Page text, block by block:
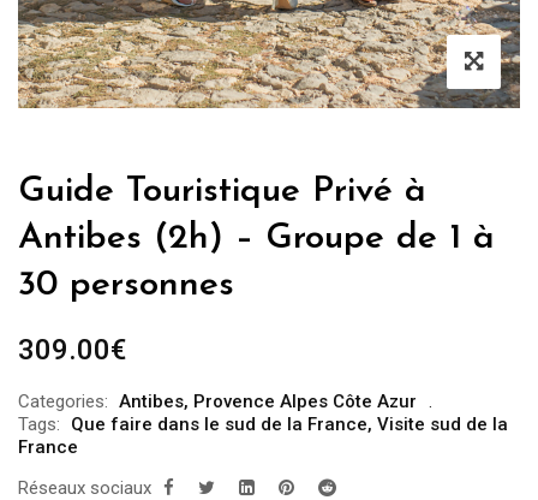
Guide Touristique Privé à
Antibes (2h) – Groupe de 1 à
30 personnes
309.00€
Categories: Antibes, Provence Alpes Côte Azur
Tags:
Que faire dans le sud de la France, Visite sud de la
France
Réseaux sociaux